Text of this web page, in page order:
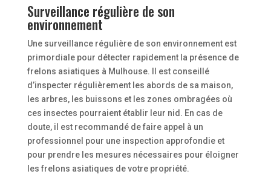
Surveillance régulière de son
environnement
Une surveillance régulière de son environnement est
primordiale pour détecter rapidement la présence de
frelons asiatiques à Mulhouse. Il est conseillé
d’inspecter régulièrement les abords de sa maison,
les arbres, les buissons et les zones ombragées où
ces insectes pourraient établir leur nid. En cas de
doute, il est recommandé de faire appel à un
professionnel pour une inspection approfondie et
pour prendre les mesures nécessaires pour éloigner
les frelons asiatiques de votre propriété.